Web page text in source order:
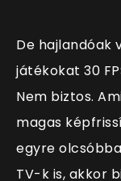
De hajlandóak
játékokat 30
Nem biztos.
magas
egyre
TV-k is, akkor